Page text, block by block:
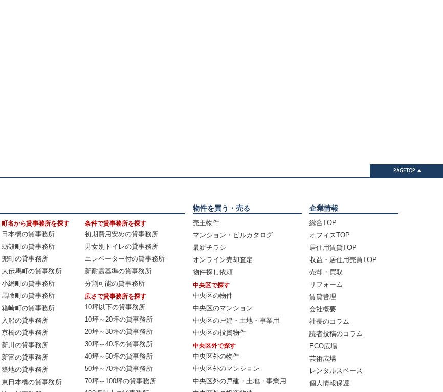
町名から貸事務所を探す
日本橋の貸事務所
蛎殻町の貸事務所
兜町の貸事務所
大伝馬町の貸事務所
小網町の貸事務所
馬喰町の貸事務所
箱崎町の貸事務所
入船の貸事務所
京橋の貸事務所
新川の貸事務所
新富の貸事務所
築地の貸事務所
東日本橋の貸事務所
条件で貸事務所を探す
初期費用安めの貸事務所
男女別トイレの貸事務所
エレベーター付の貸事務所
新耐震基準の貸事務所
分割可能の貸事務所
広さで貸事務所を探す
10坪以下の貸事務所
10坪～20坪の貸事務所
20坪～30坪の貸事務所
30坪～40坪の貸事務所
40坪～50坪の貸事務所
50坪～70坪の貸事務所
70坪～100坪の貸事務所
物件を買う・売る
売主物件
マンション・ビルカタログ
最新チラシ
オンライン売却査定
物件探し依頼
中央区で探す
中央区の物件
中央区のマンション
中央区の戸建・土地・事業用
中央区の投資物件
中央区外で探す
中央区外の物件
中央区外のマンション
中央区外の戸建・土地・事業用
企業情報
総合TOP
オフィスTOP
居住用賃貸TOP
収益・居住用売買TOP
売却・買取
リフォーム
賃貸管理
会社概要
社長のコラム
読者投稿のコラム
ECO広場
芸術広場
レンタルスペース
個人情報保護